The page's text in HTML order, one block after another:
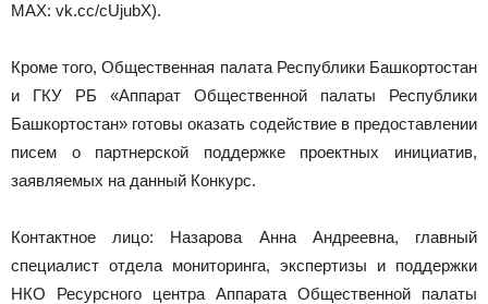
MAX: vk.cc/cUjubX).
Кроме того, Общественная палата Республики Башкортостан
и ГКУ РБ «Аппарат Общественной палаты Республики
Башкортостан» готовы оказать содействие в предоставлении
писем о партнерской поддержке проектных инициатив,
заявляемых на данный Конкурс.
Контактное лицо: Назарова Анна Андреевна, главный
специалист отдела мониторинга, экспертизы и поддержки
НКО Ресурсного центра Аппарата Общественной палаты